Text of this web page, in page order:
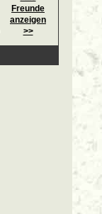
Freunde
anzeigen
>>